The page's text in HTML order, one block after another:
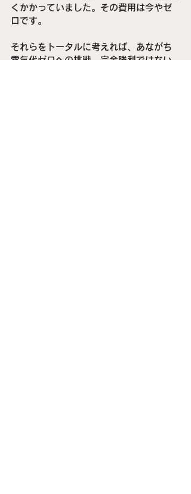
くかかっていました。その費用は今やゼ
ロです。
それらをトータルに考えれば、あながち
電気代ゼロへの挑戦、完全勝利ではない